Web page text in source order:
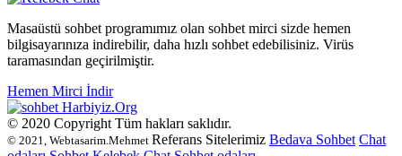
Masaüstü sohbet programımız olan sohbet mirci sizde hemen
bilgisayarınıza indirebilir, daha hızlı sohbet edebilisiniz. Virüs
taramasından geçirilmiştir.
Hemen Mirci İndir
Harbiyiz.Org
© 2020 Copyright Tüm hakları saklıdır.
© 2021, Webtasarim.Mehmet Referans Sitelerimiz Bedava Sohbet Chat